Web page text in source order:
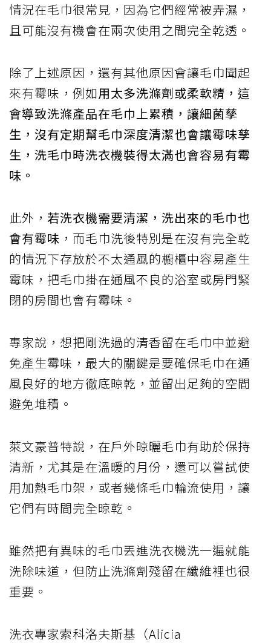
情況在毛巾很常見，因為它們經常被弄濕，
且可能沒有機會在兩次使用之間完全乾透。
除了上述原因，還有其他原因會讓毛巾聞起
來有霉味，例如用太多洗滌劑或柔軟精，這
會導致洗滌產品在毛巾上累積，讓細菌孳
生，沒有定期幫毛巾深度清潔也會讓霉味孳
生，洗毛巾時洗衣機裝得太滿也會容易有霉
味。
此外， 若洗衣機需要清潔，洗出來的毛巾也
會有霉味 ，而毛巾洗後特別是在沒有完全乾
的情況下存放於不太通風的櫥櫃中容易產生
霉味，把毛巾掛在通風不良的浴室或房門緊
閉的房間也會有霉味。
專家說，想把剛洗過的清香留在毛巾中並避
免產生霉味，最大的關鍵是要確保毛巾在通
風良好的地方徹底晾乾，並留出足夠的空間
避免堆積。
萊文豪普特說，在戶外晾曬毛巾有助於保持
清新，尤其是在溫暖的月份，還可以嘗試使
用加熱毛巾架，或者幾條毛巾輪流使用，讓
它們有時間完全晾乾。
雖然把有異味的毛巾丟進洗衣機洗一遍就能
洗除味道，但防止洗滌劑殘留在纖維裡也很
重要。
洗衣專家索科洛夫斯基（Alicia